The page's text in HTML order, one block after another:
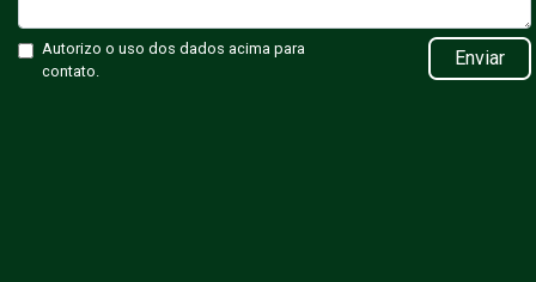
Autorizo o uso dos dados acima para
contato.
Enviar